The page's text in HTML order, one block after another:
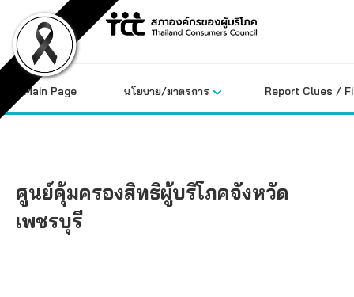
content
Main Page นโยบาย/มาตรการ Report Clues /
ศูนย์คุ้มครองสิทธิผู้บริโภคจังหวัด
เพชรบุรี